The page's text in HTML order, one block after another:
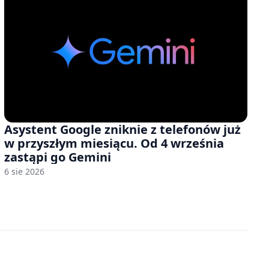
Asystent Google zniknie z telefonów już
w przyszłym miesiącu. Od 4 września
zastąpi go Gemini
6 sie 2026